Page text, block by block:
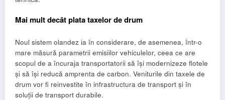
Mai mult decât plata taxelor de drum
Noul sistem olandez ia în considerare, de asemenea, într-o
mare măsură parametrii emisiilor vehiculelor, ceea ce are
scopul de a încuraja transportatorii să își modernizeze flotele
și să își reducă amprenta de carbon. Veniturile din taxele de
drum vor fi reinvestite în infrastructura de transport și în
soluții de transport durabile.